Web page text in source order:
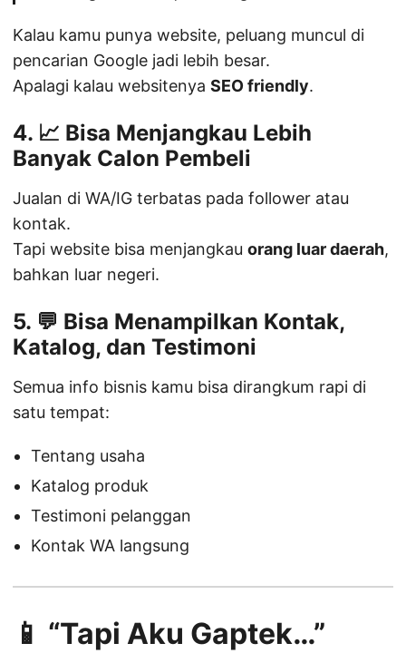
Kalau kamu punya website, peluang muncul di
pencarian Google jadi lebih besar.
Apalagi kalau websitenya SEO friendly.
4. 📈 Bisa Menjangkau Lebih
Banyak Calon Pembeli
Jualan di WA/IG terbatas pada follower atau
kontak.
Tapi website bisa menjangkau orang luar daerah,
bahkan luar negeri.
5. 💬 Bisa Menampilkan Kontak,
Katalog, dan Testimoni
Semua info bisnis kamu bisa dirangkum rapi di
satu tempat:
Tentang usaha
Katalog produk
Testimoni pelanggan
Kontak WA langsung
📱 “Tapi Aku Gaptek…”